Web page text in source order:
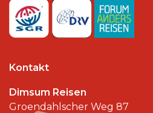
Kontakt
Dimsum Reisen
Groendahlscher Weg 87